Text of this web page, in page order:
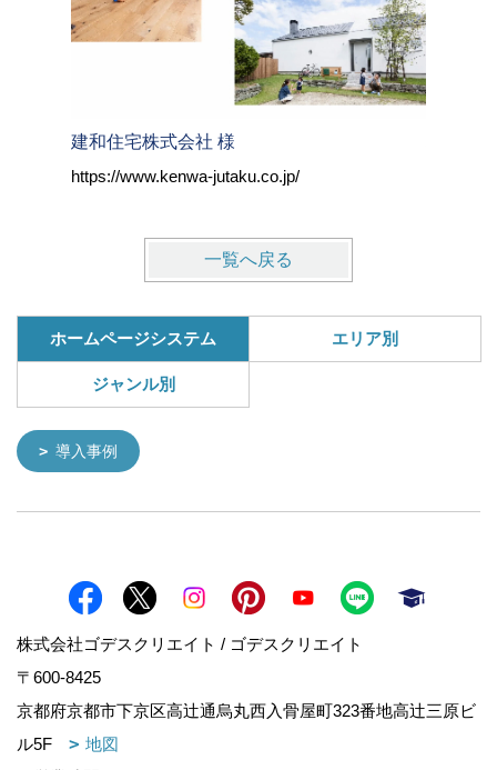
建和住宅株式会社 様
https://www.kenwa-jutaku.co.jp/
一覧へ戻る
ホームページシステム エリア別
ジャンル別
導入事例
株式会社ゴデスクリエイト / ゴデスクリエイト
〒600-8425
京都府京都市下京区高辻通烏丸西入骨屋町323番地高辻三原ビ
ル5F
地図